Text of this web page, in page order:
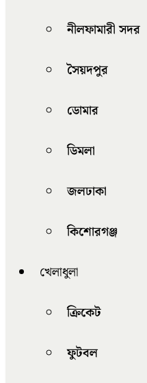
নীলফামারী সদর
সৈয়দপুর
ডোমার
ডিমলা
জলঢাকা
কিশোরগঞ্জ
খেলাধুলা
ক্রিকেট
ফুটবল